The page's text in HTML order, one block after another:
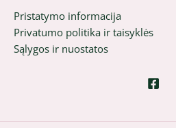
Pristatymo informacija
Privatumo politika ir taisyklės
Sąlygos ir nuostatos